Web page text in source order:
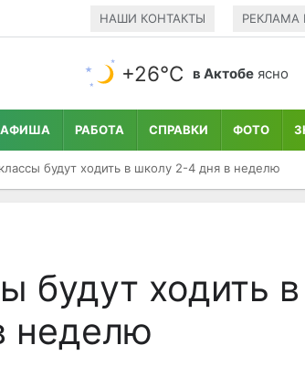
НАШИ КОНТАКТЫ РЕКЛАМА
+26°С в Актобе ясно
АФИША РАБОТА СПРАВКИ ФОТО
будут ходить в школу 2-4 дня в неделю
будут ходить в
неделю